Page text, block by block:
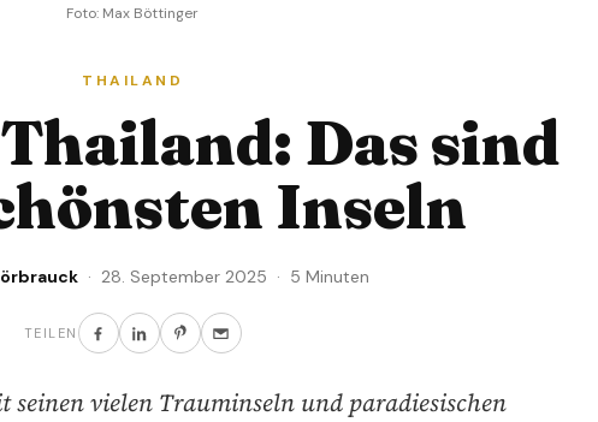
Foto: Max Böttinger
THAILAND
Das sind
Inseln
· 28. September 2025 · 5 Minuten
TEILEN
seinen vielen Trauminseln und paradiesischen